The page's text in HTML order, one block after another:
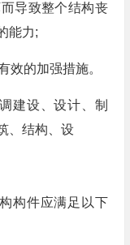
导致整个结构丧
能力;
效的加强措施。
建设、设计、制
、结构、设
构件应满足以下